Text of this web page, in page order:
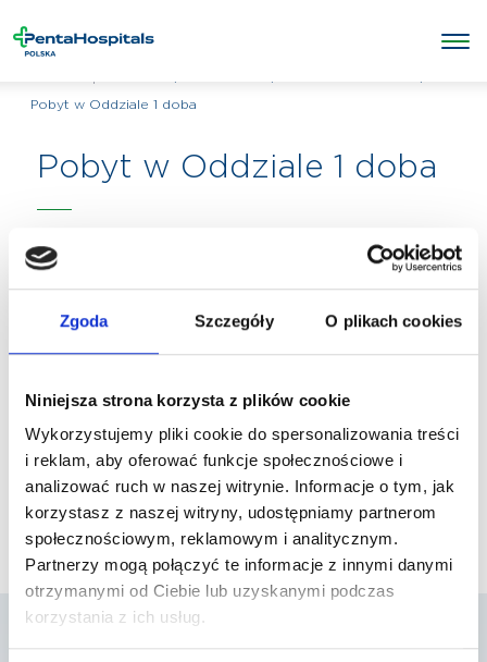
Zgoda Szczegóły O plikach cookies
Niniejsza strona korzysta z plików cookie
Wykorzystujemy pliki cookie do spersonalizowania treści
i reklam, aby oferować funkcje społecznościowe i
analizować ruch w naszej witrynie. Informacje o tym, jak
korzystasz z naszej witryny, udostępniamy partnerom
społecznościowym, reklamowym i analitycznym.
Partnerzy mogą połączyć te informacje z innymi danymi
otrzymanymi od Ciebie lub uzyskanymi podczas
korzystania z ich usług.
Pobyt w Oddziale 1 doba
Pobyt w Oddziale 1 doba